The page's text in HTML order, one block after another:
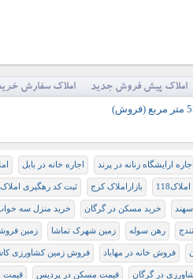
املاک پیش فروش جدید املاک سفارش
اجاره ارايشگاه زنانه در پرند اجاره خانه در بابل
املاک118 بازاراملاک کرج ثبت کد رهگیری املاک
خرید مسکن در گرگان خرید منزل سه
رهن سوله زمین شهرک تماشا زمین
فروش خانه در مهاباد فروش زمین کشاورزی
در گرگان قیمت مسکن در پردیس